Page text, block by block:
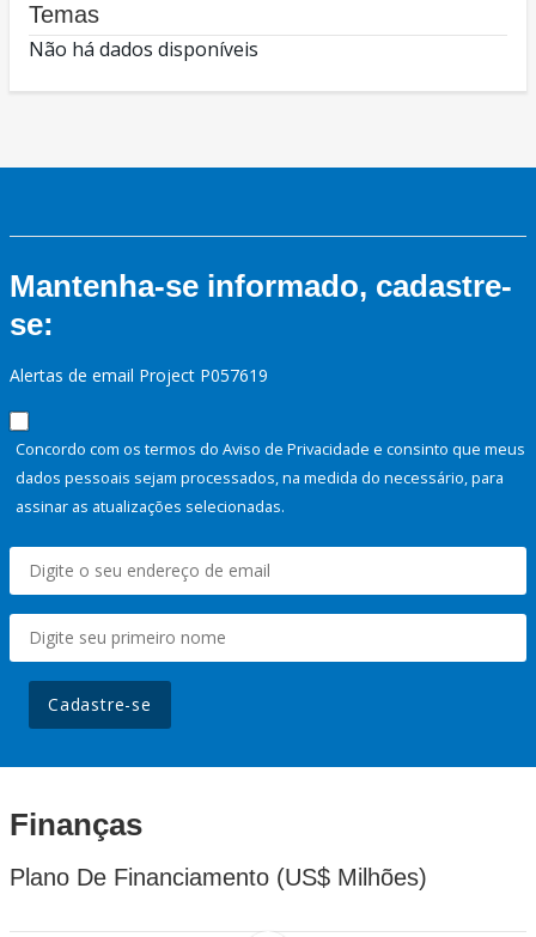
Temas
Não há dados disponíveis
Mantenha-se informado, cadastre-
se:
Alertas de email Project P057619
Concordo com os termos do Aviso de Privacidade e consinto que meus
dados pessoais sejam processados, na medida do necessário, para
assinar as atualizações selecionadas.
Cadastre-se
Finanças
Plano De Financiamento (US$ Milhões)